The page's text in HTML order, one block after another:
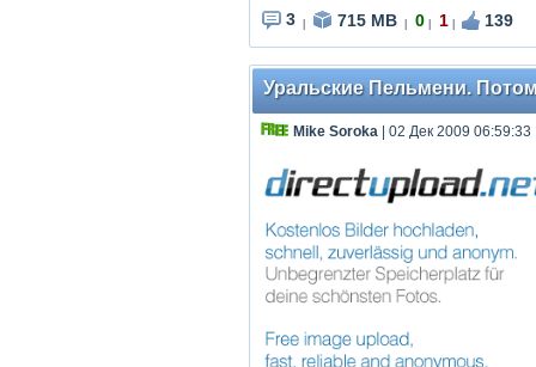
3 715 MB 0 1 139
Уральские Пельмени.
Mike Soroka | 02 Дек 2009 06:59:33